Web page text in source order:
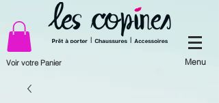
Voir votre Panier Menu